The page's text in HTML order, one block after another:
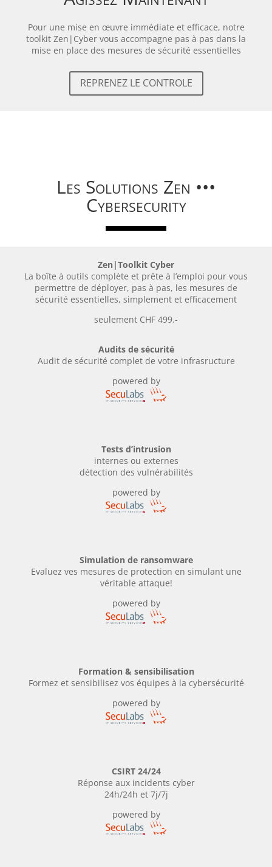
Pour une mise en œuvre immédiate et efficace, notre
toolkit Zen|Cyber vous accompagne pas à pas dans la
mise en place des mesures de sécurité essentielles
REPRENEZ LE CONTROLE
Les Solutions Zen •••
Cybersecurity
Zen|Toolkit Cyber
La boîte à outils complète et prête à l’emploi pour vous
permettre de déployer, pas à pas, les mesures de
sécurité essentielles, simplement et efficacement
seulement CHF 499.-
Audits de sécurité
Audit de sécurité complet de votre infrasructure
powered by
Tests d’intrusion
internes ou externes
détection des vulnérabilités
powered by
Simulation de ransomware
Evaluez ves mesures de protection en simulant une
véritable attaque!
powered by
Formation & sensibilisation
Formez et sensibilisez vos équipes à la cybersécurité
powered by
CSIRT 24/24
Réponse aux incidents cyber
24h/24h et 7j/7j
powered by